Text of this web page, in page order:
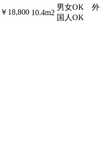
￥18,800 10.4m2
男女OK 外
国人OK